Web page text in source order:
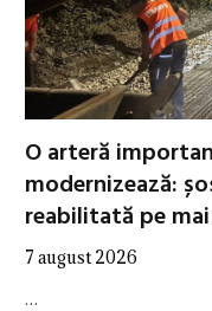
O arteră
modernizează:
reabilitată pe
7 august 2026
…